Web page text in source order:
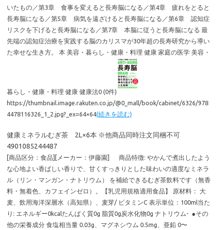
いたもの／第3章 食事を変えると長寿脳になる／第4章 疲れをとると
長寿脳になる／第5章 病気を遠ざけると長寿脳になる／第6章 認知症
リスクを下げると長寿脳になる／第7章 本脳に従うと長寿脳になる 最
先端の認知症治療を実践する脳のカリスマが30年超の長寿研究から導い
た幸せな生き方。 本 美容・暮らし・健康・料理 健康 家庭の医学 美容・
暮らし・健康・料理 健康 健康法0 (0件)
https://thumbnail.image.rakuten.co.jp/@0_mall/book/cabinet/6326/978
4478116326_1_2.jpg?_ex=64×64(続きを読む)
健康ミネラルむぎ茶 2L×6本 ※他商品同時注文同梱不可
4901085244487
[商品区分：食品][メーカー：伊藤園] 商品特徴: やかんで煮出したよう
な心地よい香ばしい香りで、甘くすっきりとした味わいの適度なミネラ
ル（リン・マンガン・ナトリウム） を補給できるむぎ茶飲料です（無香
料・無着色、カフェインゼロ）。【乳児用規格適用食品】 原材料： 大
麦、飲用海洋深層水（高知県）、麦芽/ ビタミンC 表示単位：100ml当た
り: エネルギー0kcalたんぱく質0g 脂質0g炭水化物0g ナトリウム- ●その
他の栄養成分 食塩相当量 0.03g、マグネシウム 0.5mg、亜鉛 0〜